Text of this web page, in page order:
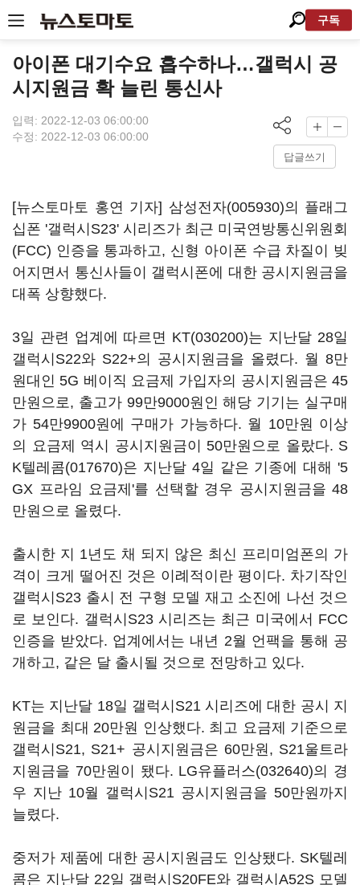
구독
아이폰 대기수요 흡수하나…갤럭시 공
시지원금 확 늘린 통신사
입력: 2022-12-03 06:00:00
수정: 2022-12-03 06:00:00
답글쓰기
[뉴스토마토 홍연 기자] 삼성전자(005930)의 플래그
십폰 '갤럭시S23' 시리즈가 최근 미국연방통신위원회
(FCC) 인증을 통과하고, 신형 아이폰 수급 차질이 빚
어지면서 통신사들이 갤럭시폰에 대한 공시지원금을
대폭 상향했다.
3일 관련 업계에 따르면 KT(030200)는 지난달 28일
갤럭시S22와 S22+의 공시지원금을 올렸다. 월 8만
원대인 5G 베이직 요금제 가입자의 공시지원금은 45
만원으로, 출고가 99만9000원인 해당 기기는 실구매
가 54만9900원에 구매가 가능하다. 월 10만원 이상
의 요금제 역시 공시지원금이 50만원으로 올랐다. S
K텔레콤(017670)은 지난달 4일 같은 기종에 대해 '5
GX 프라임 요금제'를 선택할 경우 공시지원금을 48
만원으로 올렸다.
출시한 지 1년도 채 되지 않은 최신 프리미엄폰의 가
격이 크게 떨어진 것은 이례적이란 평이다. 차기작인
갤럭시S23 출시 전 구형 모델 재고 소진에 나선 것으
로 보인다. 갤럭시S23 시리즈는 최근 미국에서 FCC
인증을 받았다. 업계에서는 내년 2월 언팩을 통해 공
개하고, 같은 달 출시될 것으로 전망하고 있다.
KT는 지난달 18일 갤럭시S21 시리즈에 대한 공시 지
원금을 최대 20만원 인상했다. 최고 요금제 기준으로
갤럭시S21, S21+ 공시지원금은 60만원, S21울트라
지원금을 70만원이 됐다. LG유플러스(032640)의 경
우 지난 10월 갤럭시S21 공시지원금을 50만원까지
늘렸다.
중저가 제품에 대한 공시지원금도 인상됐다. SK텔레
콤은 지난달 22일 갤럭시S20FE와 갤럭시A52S 모델